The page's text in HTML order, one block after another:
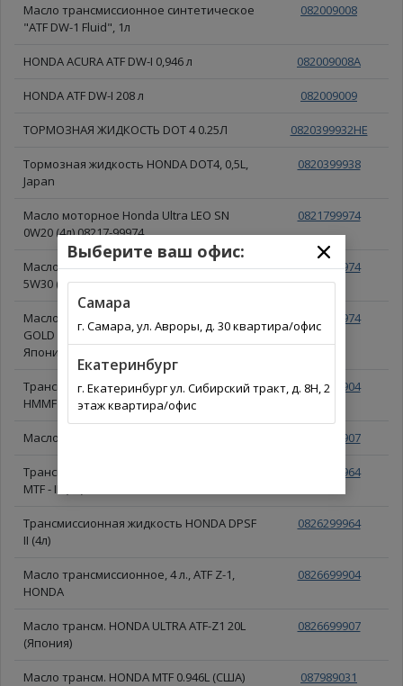
Масло трансмиссионное синтетическое
"ATF DW-1 Fluid", 1л
082009008
HONDA ACURA ATF DW-I 0,946 л 082009008A
HONDA ATF DW-I 208 л 082009009
ТОРМОЗНАЯ ЖИДКОСТЬ DOT 4 0.25Л 0820399932HE
Тормозная жидкость HONDA DOT4, 0,5L,
Japan
0820399938
Масло моторное Honda Ultra LEO SN
0W20 (4л) 08217-99974
0821799974
Масло моторное HONDA ULTRA LTD SN
5W30 (4л)
0821899974
Масло моторное HONDA 4л 5W40 ULTRA
GOLD API SN ILSAC GF5 (металл банка)
Япония
0822099974
Трансмиссионная жидкость HONDA
HMMF (4л)
0826099904
Масло трансм. HONDA 20L (Япония) 0826099907
Трансмиссионное масло HONDA ULTRA
MTF - III (4л)
0826199964
Трансмиссионная жидкость HONDA DPSF
II (4л)
0826299964
Масло трансмиccионное, 4 л., ATF Z-1,
HONDA
0826699904
Масло трансм. HONDA ULTRA ATF-Z1 20L
(Япония)
0826699907
Масло трансм. HONDA MTF 0.946L (США) 087989031
Выберите ваш офис:
Самара
г. Самара, ул. Авроры, д. 30 квартира/офис
Екатеринбург
г. Екатеринбург ул. Сибирский тракт, д. 8Н, 2
этаж квартира/офис